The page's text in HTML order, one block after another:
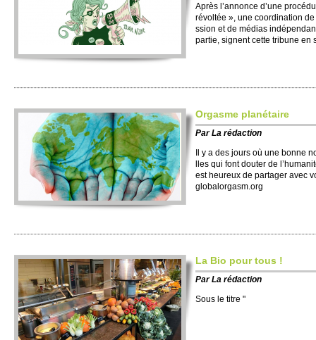
Après l’annonce d’une
révoltée », une co­ordination
ssion et de médias
partie, signent cette tri­bune en
Orgasme planétaire
ParLa rédaction
Il y a des jours où une bonne
lles qui font douter de
est heureux de partager avec
globalorgasm.​org
La Bio pour tous !
ParLa rédaction
Sous le titre "